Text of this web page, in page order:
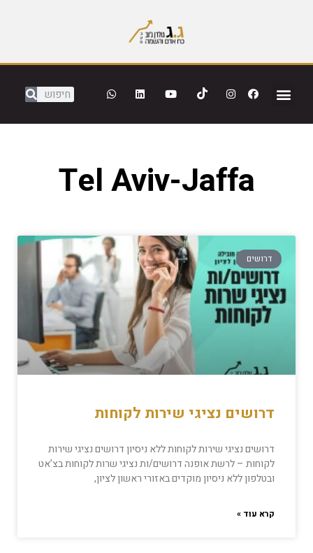
Tel Aviv-Jaffa
דרושים
דרושים נציגי שירות לקוחות
דרושים נציגי שירות לקוחות ללא ניסיון דרושים נציגי שירות
לקוחות – לרשת אופנה דרושים/ות נציגי שרות לקוחות בצ’אט
ובטלפון ללא ניסיון מוקדים באזורי ראשון לציון,
קרא עוד »